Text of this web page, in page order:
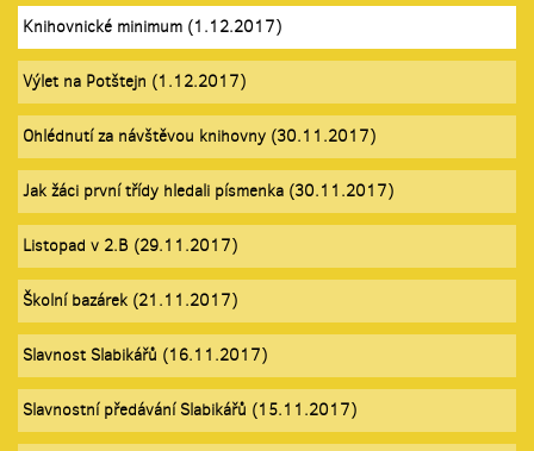
Knihovnické minimum (1.12.2017)
Výlet na Potštejn (1.12.2017)
Ohlédnutí za návštěvou knihovny (30.11.2017)
Jak žáci první třídy hledali písmenka (30.11.2017)
Listopad v 2.B (29.11.2017)
Školní bazárek (21.11.2017)
Slavnost Slabikářů (16.11.2017)
Slavnostní předávání Slabikářů (15.11.2017)